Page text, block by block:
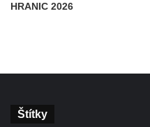
HRANIC 2026
Štítky